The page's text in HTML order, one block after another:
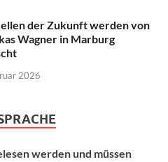
der Zukunft werden von
Wagner in Marburg
2026
werden und müssen